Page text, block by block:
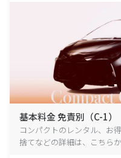
基本料金 免責別（C-1）
コンパクトのレンタル、お
捨てなどの詳細は、こちら